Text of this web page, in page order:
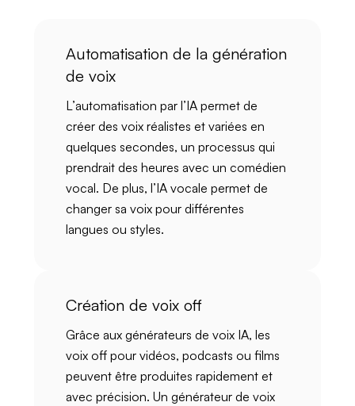
Automatisation de la génération
de voix
L’automatisation par l’IApermet de
créer des voix réalistes et variées en
quelques secondes, un processus qui
prendrait des heures avec un comédien
vocal. De plus, l’IA vocale permet de
changer sa voixpour différentes
langues ou styles.
Création de voix off
Grâce aux générateurs de voix IA, les
voix off pour vidéos, podcasts ou films
peuvent être produites rapidement et
avec précision. Un générateur de voix